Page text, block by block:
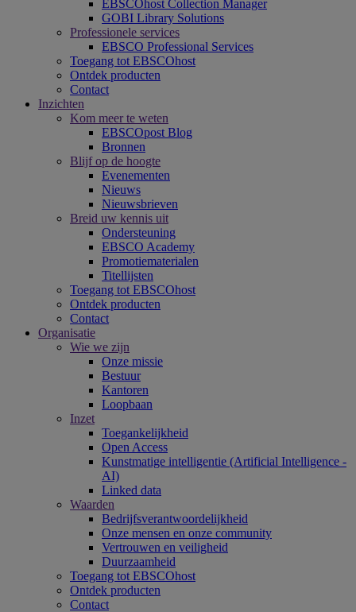
EBSCOhost Collection Manager
GOBI Library Solutions
Professionele services
EBSCO Professional Services
Toegang tot EBSCOhost
Ontdek producten
Contact
Inzichten
Kom meer te weten
EBSCOpost Blog
Bronnen
Blijf op de hoogte
Evenementen
Nieuws
Nieuwsbrieven
Breid uw kennis uit
Ondersteuning
EBSCO Academy
Promotiematerialen
Titellijsten
Toegang tot EBSCOhost
Ontdek producten
Contact
Organisatie
Wie we zijn
Onze missie
Bestuur
Kantoren
Loopbaan
Inzet
Toegankelijkheid
Open Access
Kunstmatige intelligentie (Artificial Intelligence -
AI)
Linked data
Waarden
Bedrijfsverantwoordelijkheid
Onze mensen en onze community
Vertrouwen en veiligheid
Duurzaamheid
Toegang tot EBSCOhost
Ontdek producten
Contact